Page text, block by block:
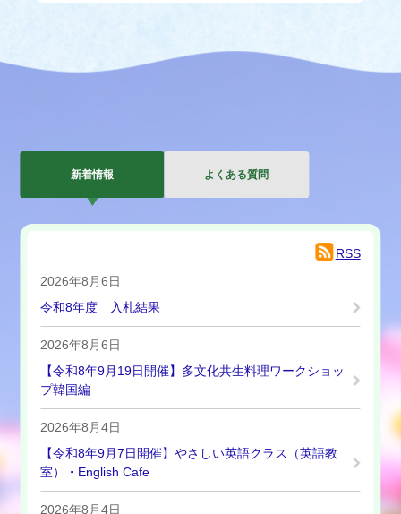
新着情報 よくある質問
着
情
報
RSS
2026年8月6日
令和8年度 入札結果
2026年8月6日
【令和8年9月19日開催】多文化共生料理ワークショッ
プ韓国編
2026年8月4日
【令和8年9月7日開催】やさしい英語クラス（英語教
室）・English Cafe
2026年8月4日